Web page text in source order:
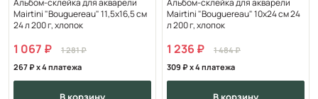
Альбом-склейка для акварели
Mairtini "Bouguereau" 11,5х16,5 см
24 л 200 г, хлопок
1 067
1 281
267
x 4 платежа
Альбом-склейка для акварели
Mairtini "Bouguereau" 10х24 см 24
л 200 г, хлопок
1 236
1 484
309
x 4 платежа